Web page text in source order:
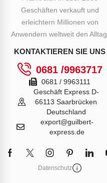
Geschäften verkauft und
erleichtern Millionen von
Anwendern weltweit den Alltag.
KONTAKTIEREN SIE UNS
0681 /9963717
0681 / 9963111
Geschäft Express D-
66113 Saarbrücken
Deutschland
export@guilbert-
express.de
Datenschutz